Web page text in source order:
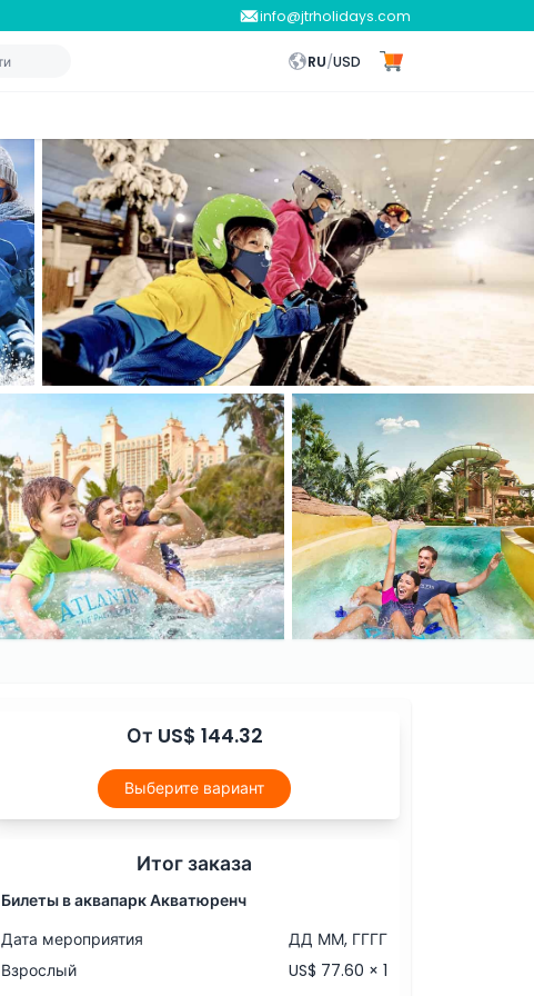
info@jtrholidays.com
RU/USD
От US$ 144.32
Выберите вариант
Итог заказа
Билеты в аквапарк Акватюренч
Дата мероприятия
ДД ММ, ГГГГ
Взрослый
US$ 77.60 × 1